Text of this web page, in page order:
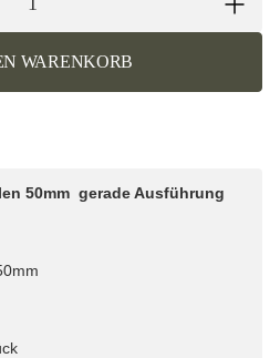
WARENKORB
50mm gerade Ausführung